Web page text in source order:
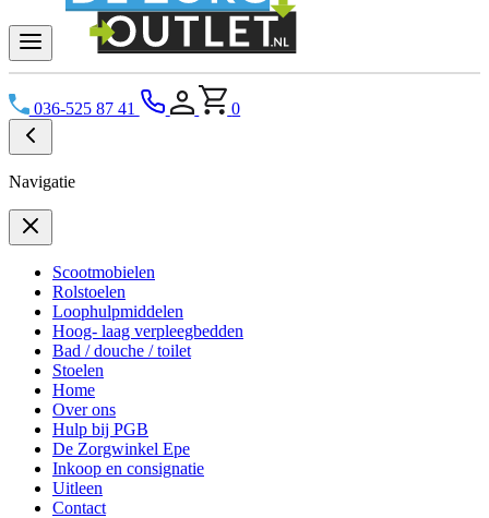
036-525 87 41 0
Navigatie
Scootmobielen
Rolstoelen
Loophulpmiddelen
Hoog- laag verpleegbedden
Bad / douche / toilet
Stoelen
Home
Over ons
Hulp bij PGB
De Zorgwinkel Epe
Inkoop en consignatie
Uitleen
Contact